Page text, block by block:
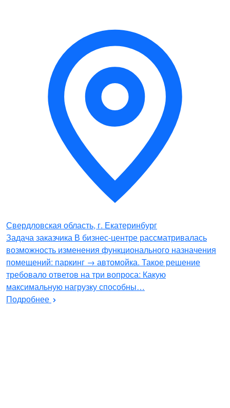
Свердловская область, г. Екатеринбург
Задача заказчика В бизнес-центре рассматривалась
возможность изменения функционального назначения
помещений: паркинг → автомойка. Такое решение
требовало ответов на три вопроса: Какую
максимальную нагрузку способны…
Подробнее